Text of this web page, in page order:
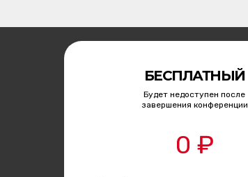
0 ₽
Будет недоступен после
завершения конференции
БЕСПЛАТНЫЙ